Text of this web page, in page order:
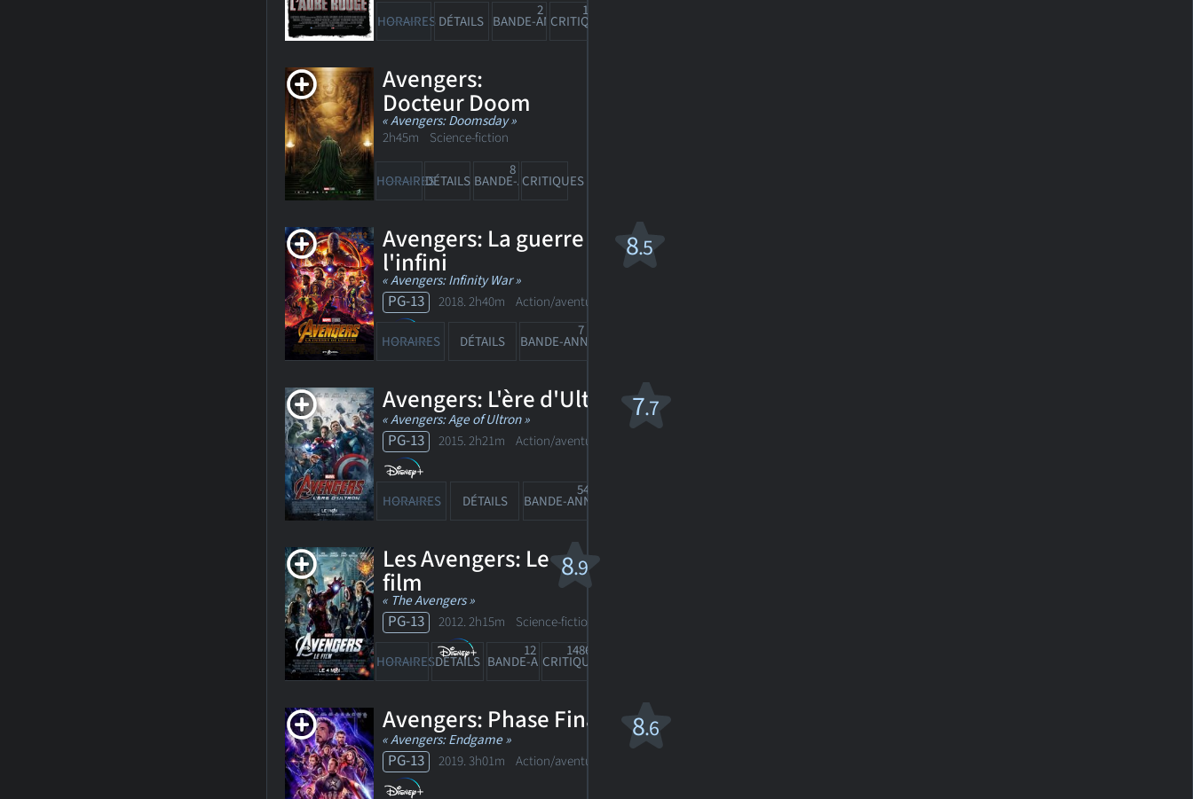
HORAIRES DÉTAILS BANDE-ANN
2
CRITIQUES
143
Avengers:
Docteur Doom
« Avengers: Doomsday »
2h45m Science-fiction
HORAIRESDÉTAILS BANDE-ANN
8
CRITIQUES
8.5
Avengers: La guerre de
l'infini
« Avengers: Infinity War »
PG-13 2018. 2h40m Action/aventure fantaisiste
HORAIRES DÉTAILS BANDE-ANN
7
7.7
Avengers: L'ère d'Ultron
« Avengers: Age of Ultron »
PG-13 2015. 2h21m Action/aventure fantastique
HORAIRES DÉTAILS BANDE-ANN
54
8.9
Les Avengers: Le
film
« The Avengers »
PG-13 2012. 2h15m Science-fiction
HORAIRESDÉTAILS BANDE-ANN
12
CRITIQUES
1486
8.6
Avengers: Phase Finale
« Avengers: Endgame »
PG-13 2019. 3h01m Action/aventure fantastique